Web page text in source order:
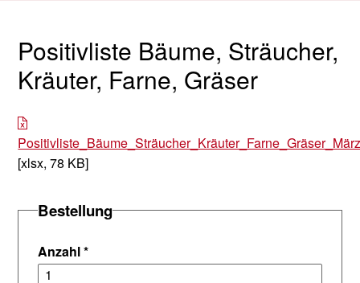
Positivliste Bäume, Sträucher,
Kräuter, Farne, Gräser
[xlsx, 78 KB]
Bestellung
Anzahl*